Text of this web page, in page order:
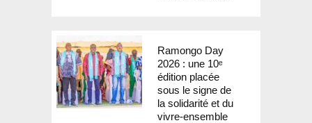
Ramongo Day
2026 : une 10ᵉ
édition placée
sous le signe de
la solidarité et du
vivre-ensemble